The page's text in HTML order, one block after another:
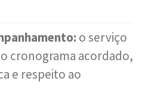
o serviço
cronograma acordado,
e respeito ao